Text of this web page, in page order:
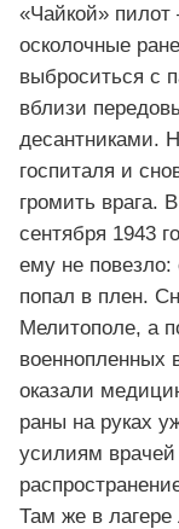
«Чайкой» пилот
осколочные
выброситься с
вблизи
десантниками.
госпиталя и
громить врага.
сентября 1943
ему не
попал в плен.
Мелитополе, а
военнопленных
оказали
раны на руках
усилиям
Там же в лагере